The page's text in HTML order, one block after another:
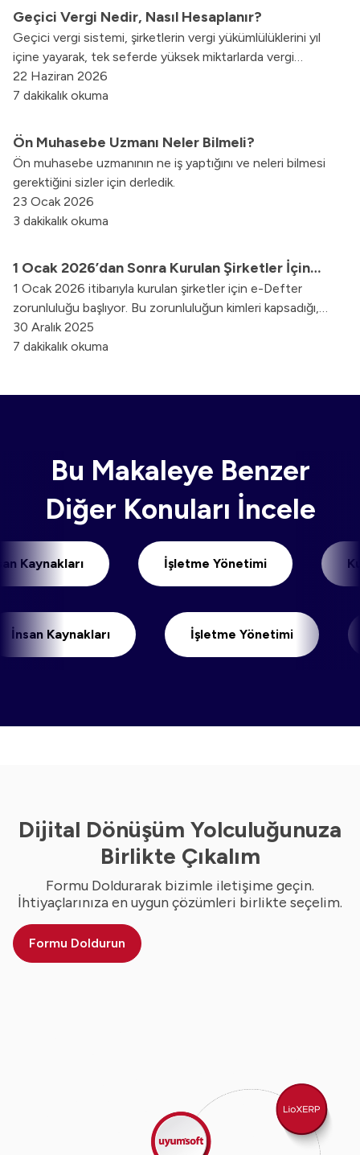
kesilir?
Geçici Vergi Nedir, Nasıl Hesaplanır?
Geçici vergi sistemi, şirketlerin vergi yükümlülüklerini yıl
içine yayarak, tek seferde yüksek miktarlarda vergi
ödemelerini engeller ve nakit akışlarını daha etkin
yönetmelerini sağlar. Bu yazımızda, geçici vergi ne demek,
22 Haziran 2026
7 dakikalık okuma
Ön Muhasebe Uzmanı Neler Bilmeli?
Ön muhasebe uzmanının ne iş yaptığını ve neleri bilmesi
gerektiğini sizler için derledik.
23 Ocak 2026
3 dakikalık okuma
1 Ocak 2026’dan Sonra Kurulan Şirketler İçin
Elektronik Defter Sistemi Zorunluluğu Başlıyor!
1 Ocak 2026 itibarıyla kurulan şirketler için e-Defter
zorunluluğu başlıyor. Bu zorunluluğun kimleri kapsadığı,
geçiş süreleri ve ETDS-e-Defter ilişkisini bu içerikte
özetledik.
30 Aralık 2025
7 dakikalık okuma
Bu Makaleye Benzer
Diğer Konuları İncele
İnsan Kaynakları İşletme Yönetimi
Kaynakları İşletme Yönetimi
Dijital Dönüşüm Yolculuğunuza
Birlikte Çıkalım
Formu Doldurarak bizimle iletişime geçin.
İhtiyaçlarınıza en uygun çözümleri birlikte seçelim.
Formu Doldurun